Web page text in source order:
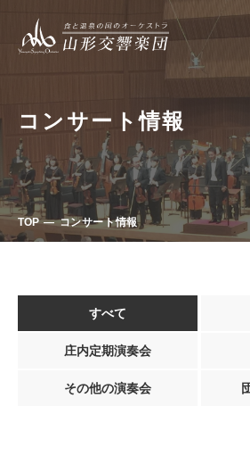
コンサート情報
TOP コンサート情報
すべて
庄内定期演奏会
その他の演奏会